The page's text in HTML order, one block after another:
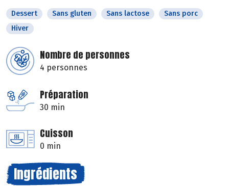
Dessert Sans gluten Sans lactose
Sans porc
Hiver
Nombre de personnes
4 personnes
Préparation
30 min
Cuisson
0 min
Ingrédients